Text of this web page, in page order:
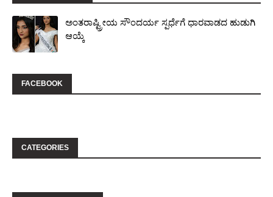
ಅಂತರಾಷ್ಟ್ರೀಯ ಸೌಂದರ್ಯ ಸ್ಪರ್ಧೆಗೆ ಧಾರವಾಡದ ಹುಡುಗಿ
ಆಯ್ಕೆ
FACEBOOK
CATEGORIES